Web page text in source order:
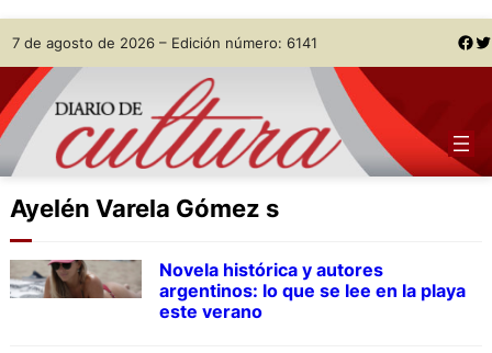
Skip
to
content
7 de agosto de 2026 – Edición número: 6141 Facebook Twitter
Ayelén Varela Gómez s
Novela histórica y autores
argentinos: lo que se lee en la playa
este verano